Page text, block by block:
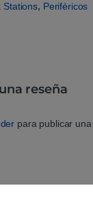
Stations, Periféricos
reseña
para publicar